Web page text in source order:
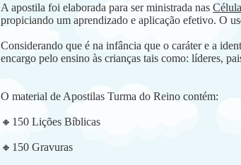
A apostila foi elaborada para ser ministrada nas
propiciando um aprendizado e aplicação efetivo. O
Considerando que é na infância que o caráter e a
encargo pelo ensino às crianças tais como: líderes,
O material de Apostilas Turma do Reino contém:
🔸 150 Lições Bíblicas
🔸 150 Gravuras